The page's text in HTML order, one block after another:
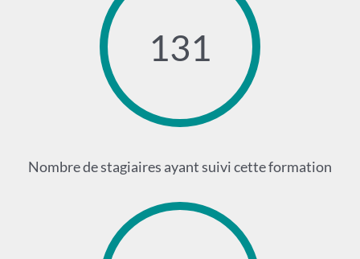
131
Nombre de stagiaires ayant suivi cette formation